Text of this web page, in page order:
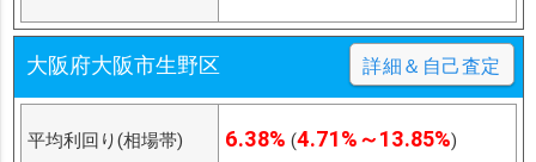
大阪府大阪市生野区 詳細＆自己査定
平均利回り(相場帯) 6.38% (4.71%～13.85%)